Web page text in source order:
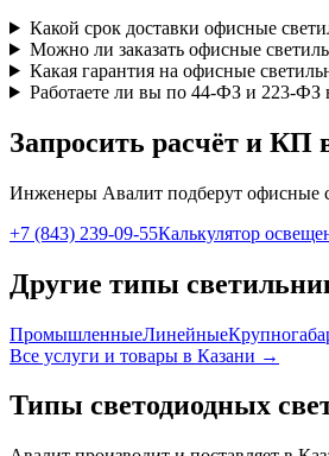
Какой срок доставки офисные
Можно ли заказать офисные
Какая гарантия на офисные
Работаете ли вы по 44-ФЗ и 223-ФЗ
Запросить расчёт и КП
Инженеры Авалит подберут офисные
+7 (843) 239-09-55Калькулятор
Другие типы
ПромышленныеЛинейные
Все услуги и товары в Казани →
Типы светодиодных